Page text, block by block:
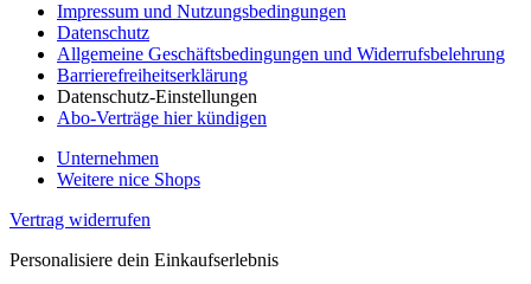
Impressum und Nutzungsbedingungen
Datenschutz
Allgemeine Geschäftsbedingungen und Widerrufsbelehrung
Barrierefreiheitserklärung
Datenschutz-Einstellungen
Abo-Verträge hier kündigen
Unternehmen
Weitere nice Shops
Vertrag widerrufen
Personalisiere dein Einkaufserlebnis